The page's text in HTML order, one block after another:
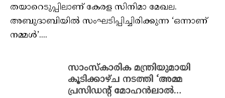
തയാറെടുപ്പിലാണ് കേരള സിനിമാ മേഖല.
അബുദാബിയിൽ സംഘടിപ്പിച്ചിരിക്കുന്ന ‘ഒന്നാണ്
നമ്മൾ’....
സാംസ്കാരിക മന്ത്രിയുമായി
കൂടിക്കാഴ്ച നടത്തി ‘അമ്മ
പ്രസിഡന്റ് മോഹൻലാൽ…